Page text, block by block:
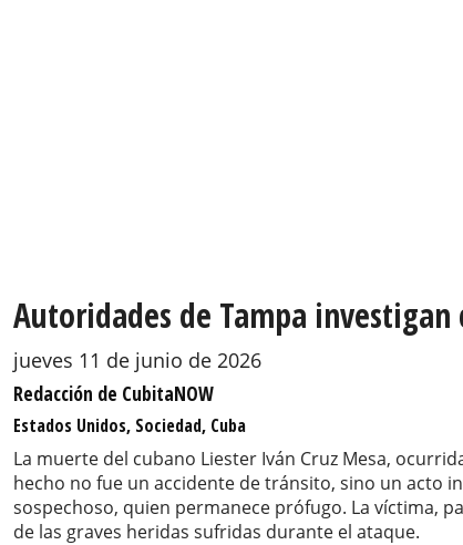
Autoridades de Tampa
jueves 11 de junio de 2026
Redacción de CubitaNOW
Estados Unidos, Sociedad, Cuba
La muerte del cubano Liester Iván Cruz Mesa,
hecho no fue un accidente de tránsito, sino un acto
sospechoso, quien permanece prófugo. La víctima,
de las graves heridas sufridas durante el ataque.